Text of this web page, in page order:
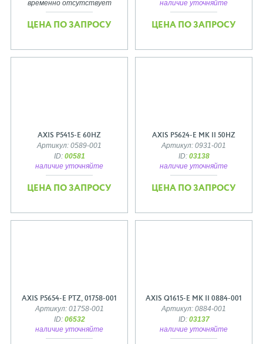
временно отсутствует
ЦЕНА ПО ЗАПРОСУ
наличие уточняйте
ЦЕНА ПО ЗАПРОСУ
AXIS P5415-E 60HZ
Артикул: 0589-001
ID: 00581
наличие уточняйте
ЦЕНА ПО ЗАПРОСУ
AXIS P5624-E MK II 50HZ
Артикул: 0931-001
ID: 03138
наличие уточняйте
ЦЕНА ПО ЗАПРОСУ
AXIS P5654-E PTZ, 01758-001
Артикул: 01758-001
ID: 06532
наличие уточняйте
AXIS Q1615-E MK II 0884-001
Артикул: 0884-001
ID: 03137
наличие уточняйте